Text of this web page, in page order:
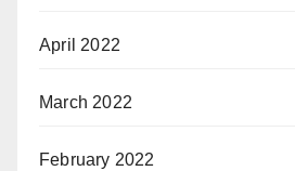
April 2022
March 2022
February 2022